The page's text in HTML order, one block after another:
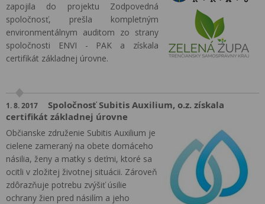
zapojila do projektu Zodpovedná
spoločnosť, prešla kompletným
environmentálnym auditom zo strany
spoločnosti ENVI - PAK a získala
certifikát základnej úrovne.
1. 8. 2017
Spoločnosť Subitis Auxilium, o.z. získala
certifikát základnej úrovne
Občianske združenie Subitis Auxilium je
cielene zameraný na obete domáceho
násilia, ženy a matky s deťmi, ktoré sa
ocitli v zložitej životnej situácii. Zároveň
zdôrazňuje potrebu zvýšiť úsilie
ochrany žien pred násilím a jeho